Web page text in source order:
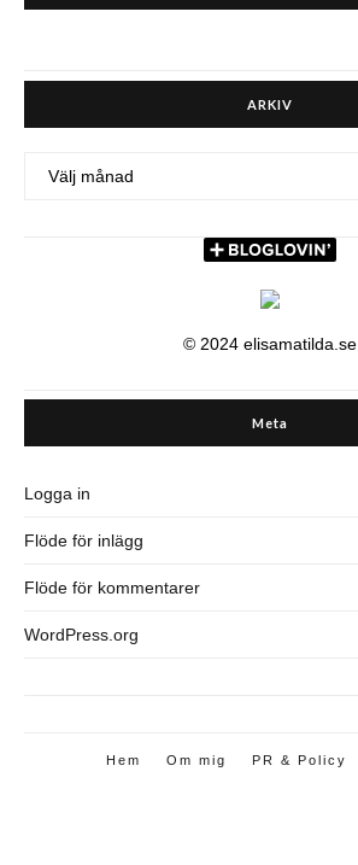
ARKIV
© 2024 elisamatilda.se
Meta
Logga in
Flöde för inlägg
Flöde för kommentarer
WordPress.org
Hem Om mig PR & Policy